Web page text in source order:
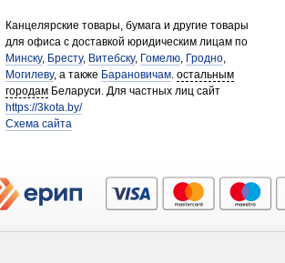
Канцелярские товары, бумага и другие товары
для офиса с доставкой юридическим лицам по
Минску, Бресту, Витебску, Гомелю, Гродно,
Могилеву, а также Барановичам.остальным
городам Беларуси. Для частных лиц сайт
https://3kota.by/
Схема сайта